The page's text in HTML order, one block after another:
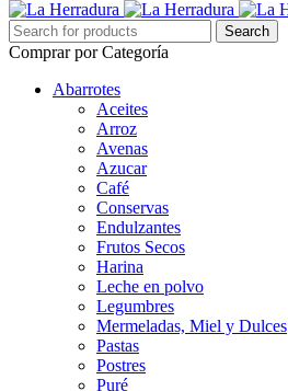
Comprar por Categoría
Abarrotes
Aceites
Arroz
Avenas
Azucar
Café
Conservas
Endulzantes
Frutos Secos
Harina
Leche en polvo
Legumbres
Mermeladas, Miel y Dulces
Pastas
Postres
Puré